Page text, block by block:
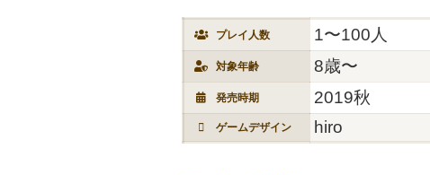
プレイ人数 1〜100人
対象年齢 8歳〜
発売時期 2019秋
ゲームデザイン hiro